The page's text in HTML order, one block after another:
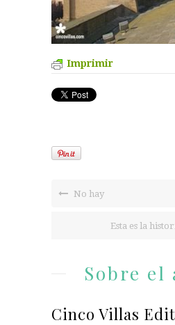
Imprimir
No hay
Esta es la
Sobre el
Cinco Villas